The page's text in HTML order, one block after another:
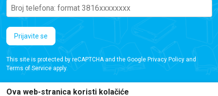
Prijavite se
This site is protected by reCAPTCHA and the Google Privacy Policyand
Terms of Serviceapply.
Ova web-stranica koristi kolačiće